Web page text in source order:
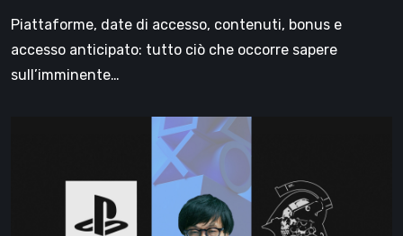
da
Piattaforme, date di accesso, contenuti, bonus e
accesso anticipato: tutto ciò che occorre sapere
sull’imminente…